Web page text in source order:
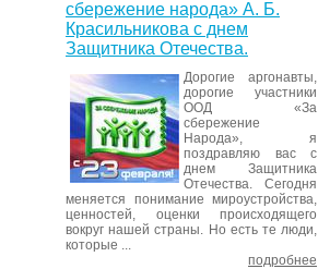
сбережение народа» А. Б.
Красильникова с днем
Защитника Отечества.
Дорогие аргонавты,
дорогие участники
ООД «За
сбережение
Народа», я
поздравляю вас с
днем Защитника
Отечества. Сегодня
меняется понимание мироустройства,
ценностей, оценки происходящего
вокруг нашей страны. Но есть те люди,
которые ...
подробнее